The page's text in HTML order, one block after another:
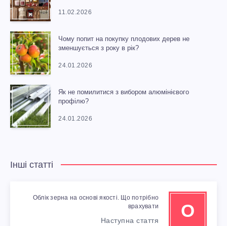
11.02.2026
Чому попит на покупку плодових дерев не
зменшується з року в рік?
24.01.2026
Як не помилитися з вибором алюмінієвого
профілю?
24.01.2026
Інші статті
О
Облік зерна на основі якості. Що потрібно
врахувати
Наступна стаття